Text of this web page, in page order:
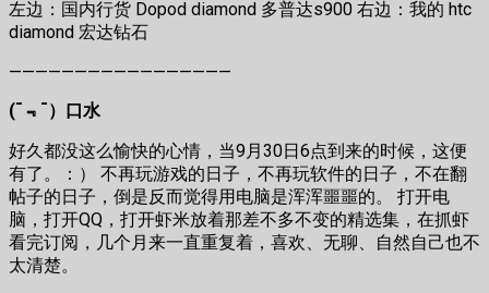
左边：国内行货 Dopod diamond 多普达s900 右边：我的 htc
diamond 宏达钻石
—————————————————
(¯﹃¯）口水
好久都没这么愉快的心情，当9月30日6点到来的时候，这便
有了。：） 不再玩游戏的日子，不再玩软件的日子，不在翻
帖子的日子，倒是反而觉得用电脑是浑浑噩噩的。 打开电
脑，打开QQ，打开虾米放着那差不多不变的精选集，在抓虾
看完订阅，几个月来一直重复着，喜欢、无聊、自然自己也不
太清楚。